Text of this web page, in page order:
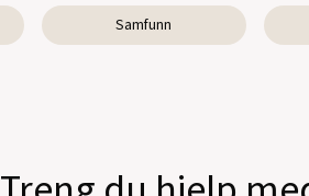
Samfunn